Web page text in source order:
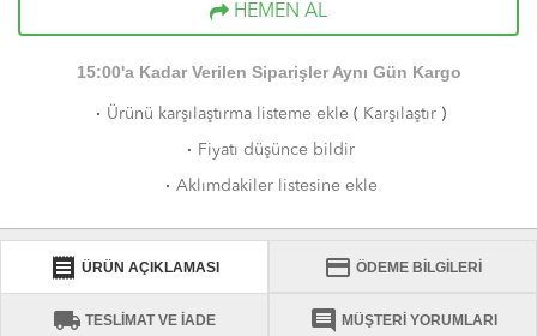
HEMEN AL
15:00'a Kadar Verilen Siparişler Aynı Gün Kargo
· Ürünü karşılaştırma listeme ekle ( Karşılaştır )
· Fiyatı düşünce bildir
· Aklımdakiler listesine ekle
receipt ÜRÜN AÇIKLAMASI credit_card ÖDEME BİLGİLERİ
local_shipping TESLİMAT VE İADE comment MÜŞTERİ YORUMLARI